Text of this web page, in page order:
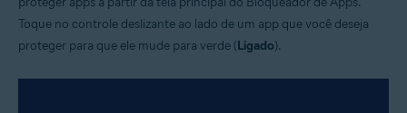
Toque no controle deslizante ao lado de um app que você deseja
proteger para que ele mude para verde (Ligado).